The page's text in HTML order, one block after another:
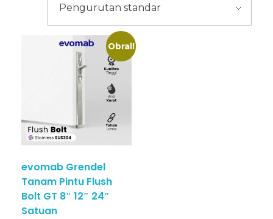
Obral!
evomab Grendel
Tanam Pintu Flush
Bolt GT 8″ 12″ 24″
Satuan